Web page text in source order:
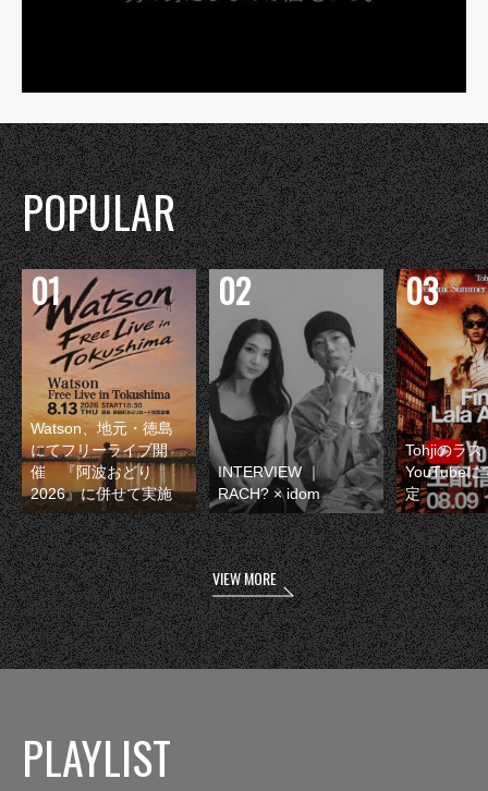
POPULAR
Watson、地元・徳島
にてフリーライブ開
催 『阿波おどり
2026』に併せて実施
INTERVIEW ｜
RACH? × idom
Tohjiのラス
YouTubeに
定
VIEW MORE
PLAYLIST